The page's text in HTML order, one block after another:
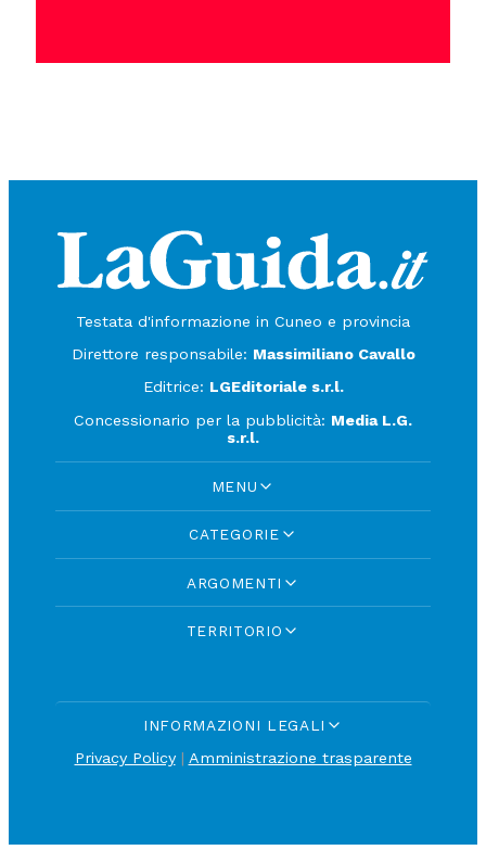
Testata d'informazione in Cuneo e provincia
Direttore responsabile: Massimiliano Cavallo
Editrice: LGEditoriale s.r.l.
Concessionario per la pubblicità: Media L.G.
s.r.l.
MENU
CATEGORIE
ARGOMENTI
TERRITORIO
INFORMAZIONI LEGALI
Privacy Policy| Amministrazione trasparente